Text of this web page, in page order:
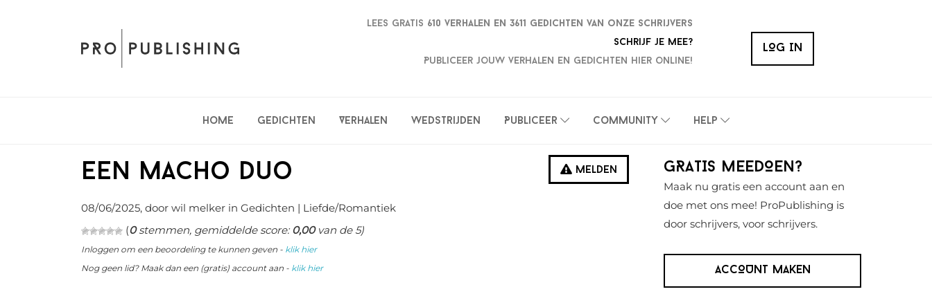
Lees gratis 610 verhalen en 3611 gedichten van onze schrijvers
Schrijf je mee?
Publiceer jouw verhalen en gedichten hier online!
LOG IN
Home Gedichten Verhalen Wedstrijden Publiceer Community Help
Melden
Een macho duo
08/06/2025, door wil melker in Gedichten | Liefde/Romantiek
(0stemmen, gemiddelde score:0,00van de 5)
Inloggen om een beoordeling te kunnen geven - klik hier
Nog geen lid? Maak dan een (gratis) account aan - klik hier
Primaire
Sidebar
GRATIS MEEDOEN?
Maak nu gratis een account aan en
doe met ons mee! ProPublishing is
door schrijvers, voor schrijvers.
ACCOUNT MAKEN